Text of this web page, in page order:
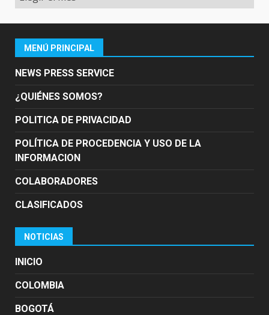
MENÚ PRINCIPAL
NEWS PRESS SERVICE
¿QUIÉNES SOMOS?
POLITICA DE PRIVACIDAD
POLÍTICA DE PROCEDENCIA Y USO DE LA
INFORMACION
COLABORADORES
CLASIFICADOS
NOTICIAS
INICIO
COLOMBIA
BOGOTÁ